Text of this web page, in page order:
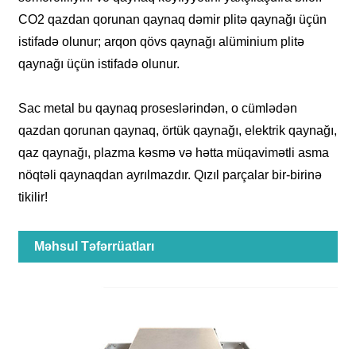
CO2 qazdan qorunan qaynaq dəmir plitə qaynağı üçün
istifadə olunur; arqon qövs qaynağı alüminium plitə
qaynağı üçün istifadə olunur.
Sac metal bu qaynaq proseslərindən, o cümlədən
qazdan qorunan qaynaq, örtük qaynağı, elektrik qaynağı,
qaz qaynağı, plazma kəsmə və hətta müqavimətli asma
nöqtəli qaynaqdan ayrılmazdır. Qızıl parçalar bir-birinə
tikilir!
Məhsul Təfərrüatları